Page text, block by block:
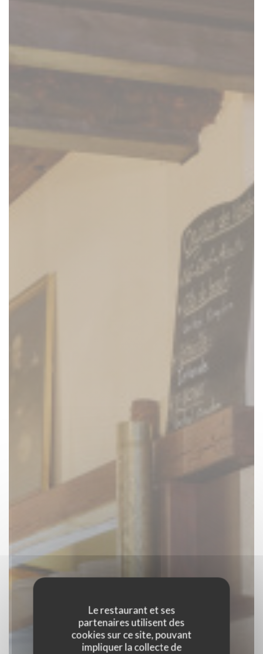
Le restaurant et ses
partenaires utilisent des
cookies sur ce site, pouvant
impliquer la collecte de